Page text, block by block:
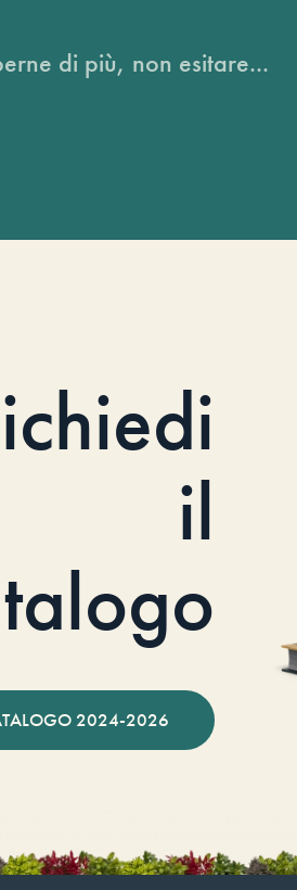
di più, non esitare...
il
2024-2026